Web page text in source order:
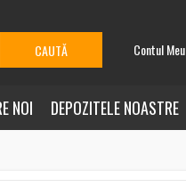
Contul Meu
NOI DEPOZITELE NOASTRE